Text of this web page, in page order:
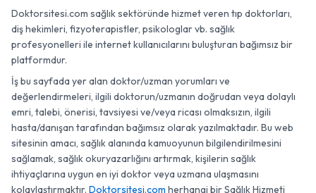
Doktorsitesi.com sağlık sektöründe hizmet veren tıp doktorları,
diş hekimleri, fizyoterapistler, psikologlar vb. sağlık
profesyonelleri ile internet kullanıcılarını buluşturan bağımsız bir
platformdur.
İş bu sayfada yer alan doktor/uzman yorumları ve
değerlendirmeleri, ilgili doktorun/uzmanın doğrudan veya dolaylı
emri, talebi, önerisi, tavsiyesi ve/veya ricası olmaksızın, ilgili
hasta/danışan tarafından bağımsız olarak yazılmaktadır. Bu web
sitesinin amacı, sağlık alanında kamuoyunun bilgilendirilmesini
sağlamak, sağlık okuryazarlığını artırmak, kişilerin sağlık
ihtiyaçlarına uygun en iyi doktor veya uzmana ulaşmasını
kolaylaştırmaktır. Doktorsitesi.com herhangi bir Sağlık Hizmeti